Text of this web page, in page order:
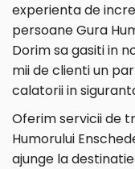
experienta de
persoane Gura
Dorim sa gasiti in
mii de clienti un
calatorii in
Oferim servicii de
Humorului
ajunge la